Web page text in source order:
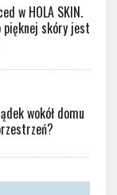
w HOLA SKIN.
pięknej skóry jest
wokół domu